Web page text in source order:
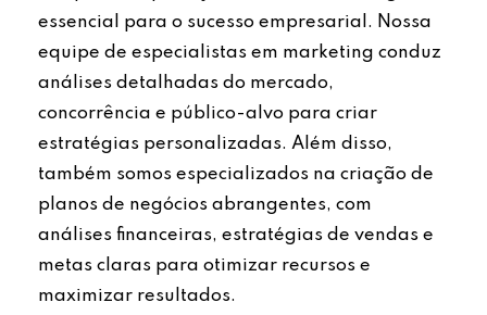
essencial para o sucesso empresarial. Nossa
equipe de especialistas em marketing conduz
análises detalhadas do mercado,
concorrência e público-alvo para criar
estratégias personalizadas. Além disso,
também somos especializados na criação de
planos de negócios abrangentes, com
análises financeiras, estratégias de vendas e
metas claras para otimizar recursos e
maximizar resultados.